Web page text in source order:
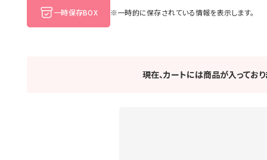
一時保存BOX ※一時的に保存されている情報を表示します。
現在、カートには商品が入ってお